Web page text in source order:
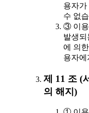
용자
수 없
③ 이용
발생되
에 의
용자에
제 11 조 (
의 해지)